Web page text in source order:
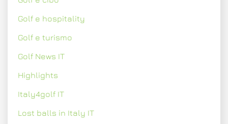
Golf e hospitality
Golf e turismo
Golf News IT
Highlights
Italy4golf IT
Lost balls in Italy IT